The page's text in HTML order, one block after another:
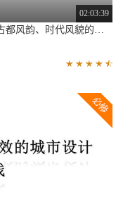
02:03:39
加强历史文化名城保护，强化首都风范、古都风韵、时代风貌的城市特色